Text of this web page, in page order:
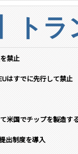
ト
禁止
はすでに先行して禁止
米国でチップを製造す
出制度を導入